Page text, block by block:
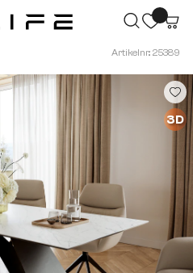
Artikelnr.: 25389
3D